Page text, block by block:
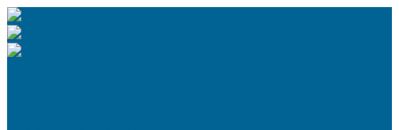
Перейти
к
содержимому